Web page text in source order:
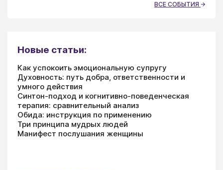
ВСЕ СОБЫТИЯ
Новые статьи:
Как успокоить эмоциональную супругу
Духовность: путь добра, ответственности и
умного действия
Синтон-подход и когнитивно-поведенческая
терапия: сравнительный анализ
Обида: инструкция по применению
Три принципа мудрых людей
Манифест послушания женщины